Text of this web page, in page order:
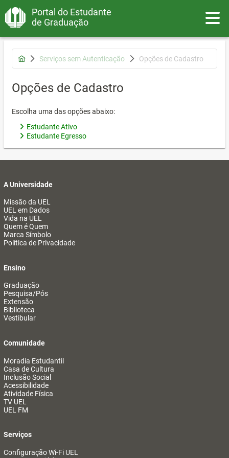
Portal do Estudante
de Graduação
Serviços sem Autenticação Opções de Cadastro
Opções de Cadastro
Escolha uma das opções abaixo:
Estudante Ativo
Estudante Egresso
A Universidade
Missão da UEL
UEL em Dados
Vida na UEL
Quem é Quem
Marca Símbolo
Política de Privacidade
Ensino
Graduação
Pesquisa/Pós
Extensão
Biblioteca
Vestibular
Comunidade
Moradia Estudantil
Casa de Cultura
Inclusão Social
Acessibilidade
Atividade Física
TV UEL
UEL FM
Serviços
Configuração Wi-Fi UEL